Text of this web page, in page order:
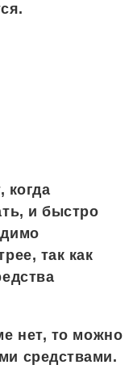
когда
и быстро
так как
нет, то можно
средствами.